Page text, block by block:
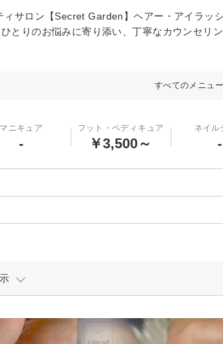
サロン【Secret Garden】ヘアー・アイラッ
とりのお悩みに寄り添い、丁寧なカウンセリ
すべてのメニュ
マニキュア
-
フット・ペディキュア
￥3,500～
ネイル
-